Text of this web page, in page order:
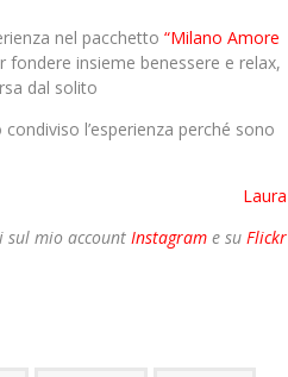
nel pacchetto “Milano Amore
fondere insieme benessere e relax,
dal solito
l’esperienza perché sono
Laura
sul mio account Instagram e su Flickr